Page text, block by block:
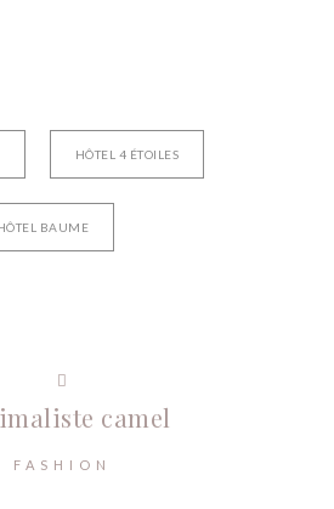
HÔTEL 4 ÉTOILES
BAUME
camel
FASHION